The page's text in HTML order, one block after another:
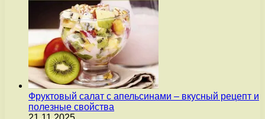
Фруктовый салат с апельсинами – вкусный рецепт и
полезные свойства